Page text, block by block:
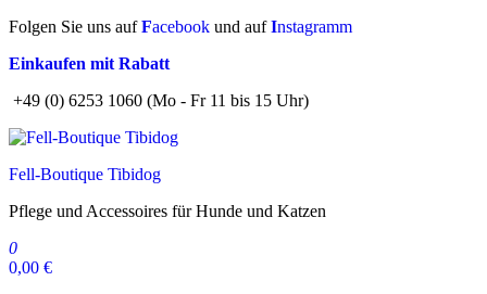
Zum
springen
Folgen Sie uns aufFacebook und aufInstagramm
Einkaufen mit Rabatt
+49 (0) 6253 1060 (Mo - Fr 11 bis 15 Uhr)
Fell-Boutique Tibidog
Pflege und Accessoires für Hunde und Katzen
0
0,00 €